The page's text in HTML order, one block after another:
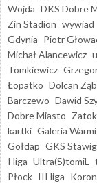
Wojda DKS Dobre
Zin Stadion wywiad
Gdynia Piotr
Michał Alancewicz
Tomkiewicz
Łopatko Dolcan
Barczewo Dawid
Dobre Miasto
kartki Galeria
Gołdap GKS
I liga Ultra(S)tomiL
Płock III liga